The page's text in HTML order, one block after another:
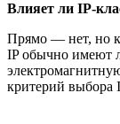
Влияет ли IP-
Прямо — нет, но
IP обычно имеют
критерий выбора